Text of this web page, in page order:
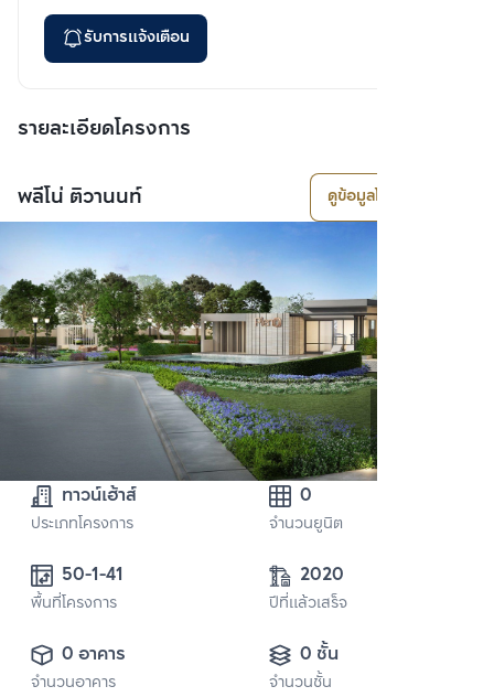
รับการแจ้งเตือน
รายละเอียดโครงการ
พลีโน่ ติวานนท์ ดูข้อมูลโครงการ
ทาวน์เฮ้าส์
ประเภทโครงการ
0
จำนวนยูนิต
50-1-41
พื้นที่โครงการ
2020
ปีที่แล้วเสร็จ
0 อาคาร
จำนวนอาคาร
0 ชั้น
จำนวนชั้น